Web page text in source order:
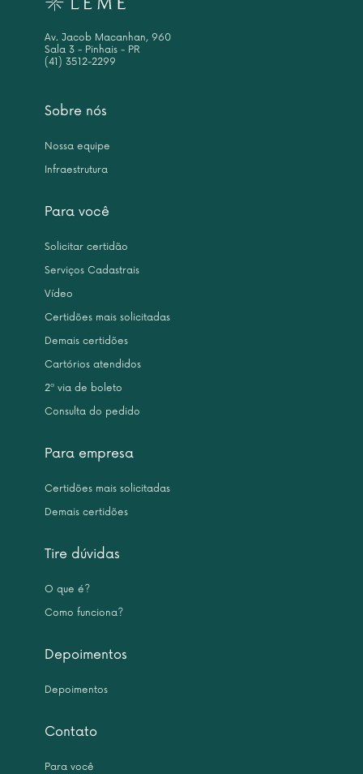
Sobre nós
Nossa equipe
Infraestrutura
Para você
Solicitar certidão
Serviços Cadastrais
Vídeo
Certidões mais solicitadas
Demais certidões
Cartórios atendidos
2ª via de boleto
Consulta do pedido
Para empresa
Certidões mais solicitadas
Demais certidões
Tire dúvidas
O que é?
Como funciona?
Depoimentos
Depoimentos
Contato
Para você
Av. Jacob Macanhan, 960
Sala 3 - Pinhais - PR
(41) 3512-2299